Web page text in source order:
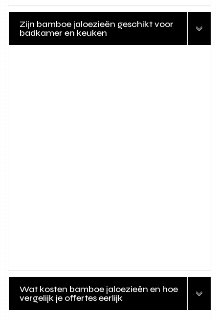
Zijn bamboe jaloezieën geschikt voor
badkamer en keuken
Wat kosten bamboe jaloezieën en hoe
vergelijk je offertes eerlijk